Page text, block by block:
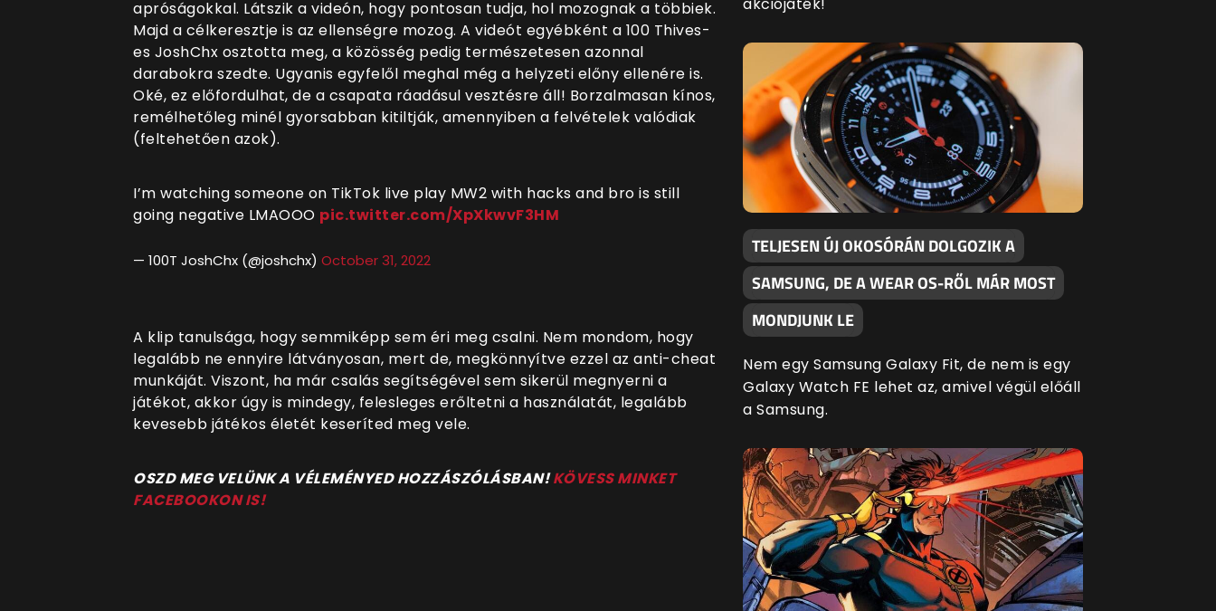
apróságokkal. Látszik a videón, hogy pontosan tudja, hol mozognak a többiek.
Majd a célkeresztje is az ellenségre mozog. A videót egyébként a 100 Thives-
es JoshChx osztotta meg, a közösség pedig természetesen azonnal
darabokra szedte. Ugyanis egyfelől meghal még a helyzeti előny ellenére is.
Oké, ez előfordulhat, de a csapata ráadásul vesztésre áll! Borzalmasan kínos,
remélhetőleg minél gyorsabban kitiltják, amennyiben a felvételek valódiak
(feltehetően azok).
I’m watching someone on TikTok live play MW2 with hacks and bro is still
going negative LMAOOO pic.twitter.com/XpXkwvF3HM
— 100T JoshChx (@joshchx) October 31, 2022
A klip tanulsága, hogy semmiképp sem éri meg csalni. Nem mondom, hogy
legalább ne ennyire látványosan, mert de, megkönnyítve ezzel az anti-cheat
munkáját. Viszont, ha már csalás segítségével sem sikerül megnyerni a
játékot, akkor úgy is mindegy, felesleges erőltetni a használatát, legalább
kevesebb játékos életét keseríted meg vele.
OSZD MEG VELÜNK A VÉLEMÉNYED HOZZÁSZÓLÁSBAN!KÖVESS MINKET
FACEBOOKON IS!
TELJESEN ÚJ OKOSÓRÁN DOLGOZIK A
SAMSUNG, DE A WEAR OS-RŐL MÁR MOST
MONDJUNK LE
Nem egy Samsung Galaxy Fit, de nem is egy
Galaxy Watch FE lehet az, amivel végül előáll
a Samsung.